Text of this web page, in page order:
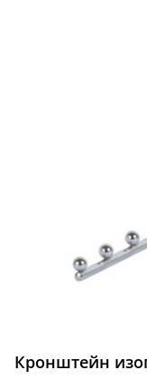
Кронштейн